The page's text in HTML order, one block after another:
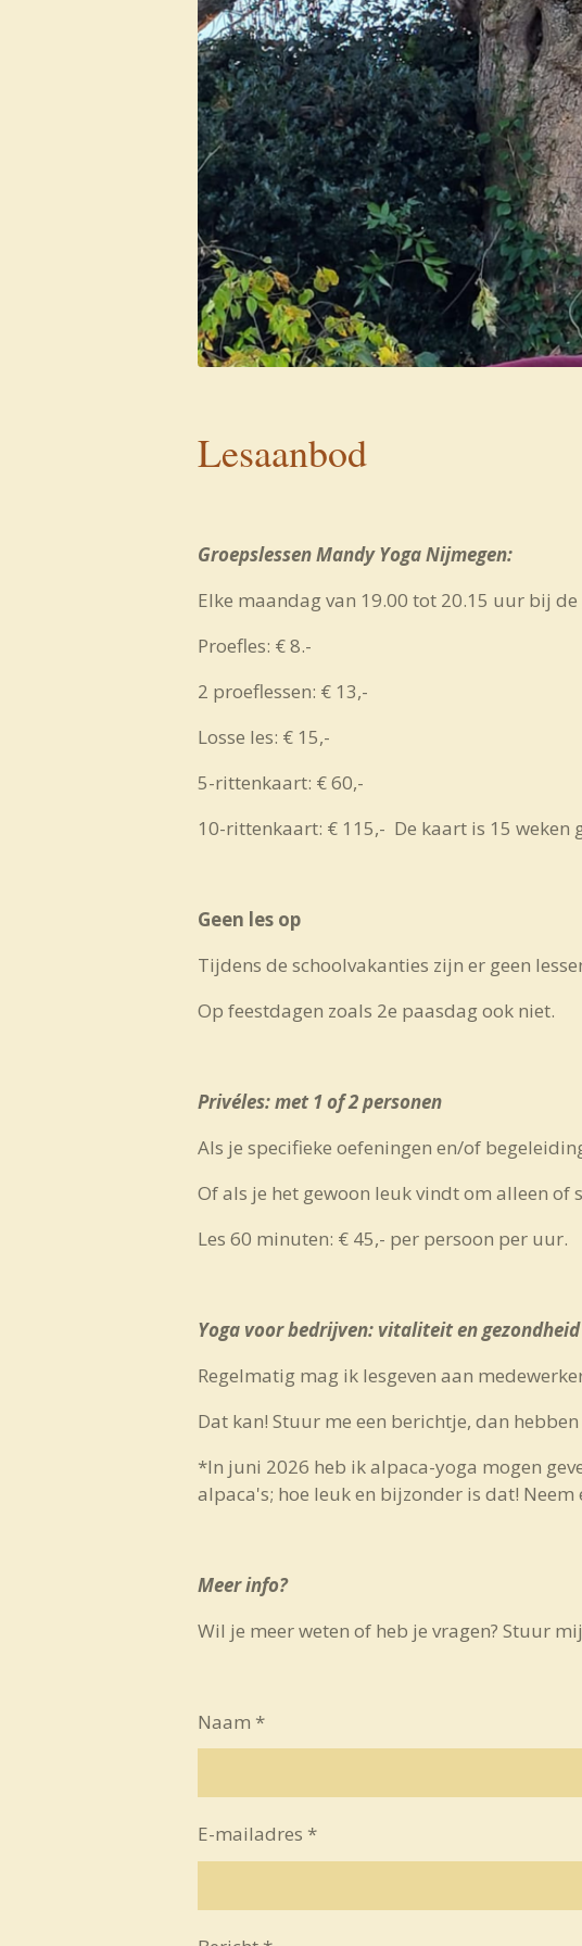
Lesaanbod
Groepslessen Mandy Yoga Nijmegen:
Elke maandag van 19.00 tot 20.15 uur bij
Proefles: € 8.-
2 proeflessen: € 13,-
Losse les: € 15,-
5-rittenkaart: € 60,-
10-rittenkaart: € 115,- De kaart is 15
Geen les op
Tijdens de schoolvakanties zijn er geen
Op feestdagen zoals 2e paasdag ook niet.
Privéles: met 1 of 2 personen
Als je specifieke oefeningen en/of
Of als je het gewoon leuk vindt om alleen
Les 60 minuten: € 45,- per persoon per uur.
Yoga voor bedrijven: vitaliteit en gezondheid
Regelmatig mag ik lesgeven aan
Dat kan! Stuur me een berichtje, dan
*In juni 2026 heb ik alpaca-yoga mogen
alpaca's; hoe leuk en bijzonder is dat! Neem
Meer info?
Wil je meer weten of heb je vragen? Stuur
Naam *
E-mailadres *